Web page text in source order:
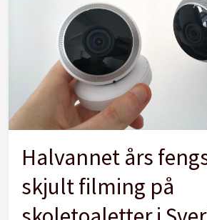
Halvannet års
skjult filming på